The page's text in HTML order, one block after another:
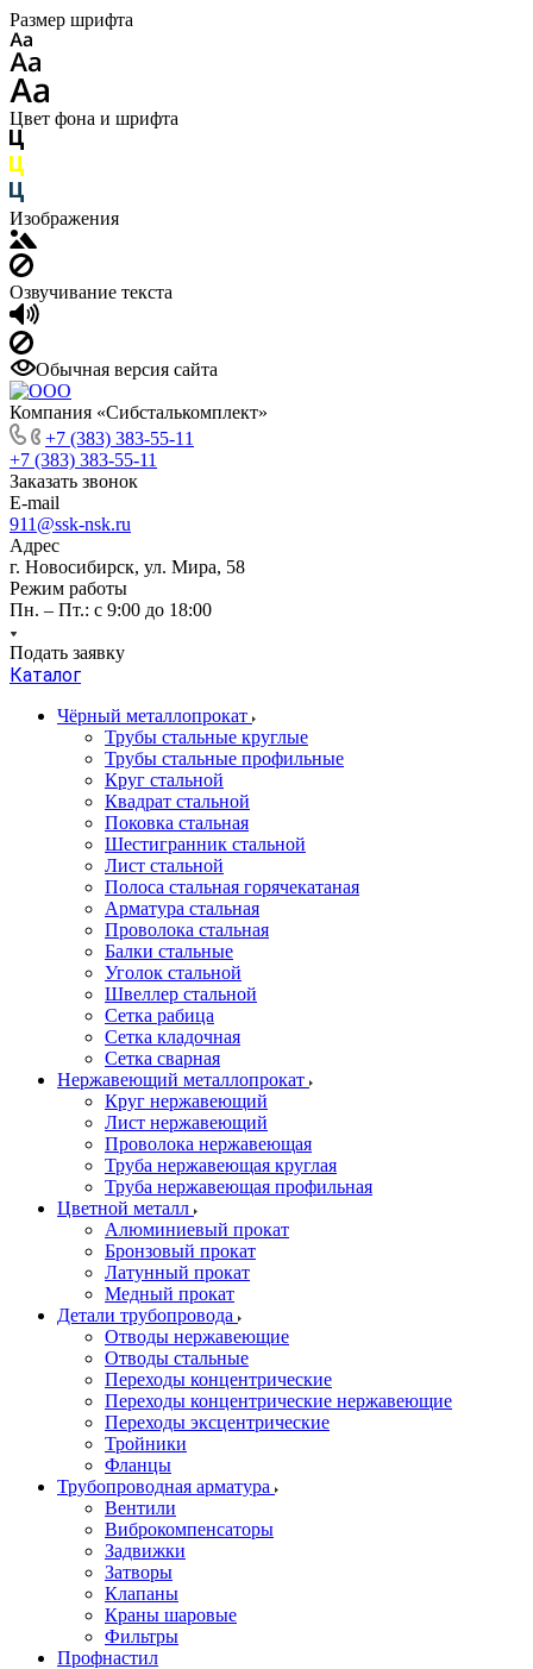
Размер шрифта
Цвет фона и шрифта
Изображения
Озвучивание текста
Обычная версия сайта
Компания «Сибсталькомплект»
+7 (383) 383-55-11
+7 (383) 383-55-11
Заказать звонок
E-mail
911@ssk-nsk.ru
Адрес
г. Новосибирск, ул. Мира, 58
Режим работы
Пн. – Пт.: с 9:00 до 18:00
Подать заявку
Каталог
Чёрный металлопрокат
Трубы стальные круглые
Трубы стальные профильные
Круг стальной
Квадрат стальной
Поковка стальная
Шестигранник стальной
Лист стальной
Полоса стальная горячекатаная
Арматура стальная
Проволока стальная
Балки стальные
Уголок стальной
Швеллер стальной
Сетка рабица
Сетка кладочная
Сетка сварная
Нержавеющий металлопрокат
Круг нержавеющий
Лист нержавеющий
Проволока нержавеющая
Труба нержавеющая круглая
Труба нержавеющая профильная
Цветной металл
Алюминиевый прокат
Бронзовый прокат
Латунный прокат
Медный прокат
Детали трубопровода
Отводы нержавеющие
Отводы стальные
Переходы концентрические
Переходы концентрические нержавеющие
Переходы эксцентрические
Тройники
Фланцы
Трубопроводная арматура
Вентили
Виброкомпенсаторы
Задвижки
Затворы
Клапаны
Краны шаровые
Фильтры
Профнастил